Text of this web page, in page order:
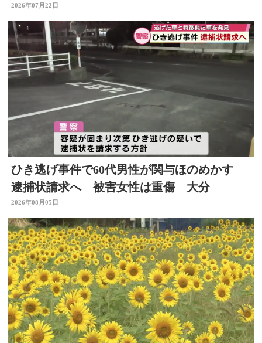
分
2026年07月22日
ひき逃げ事件で60代男性が関与ほのめかす
逮捕状請求へ 被害女性は重傷 大分
2026年08月05日